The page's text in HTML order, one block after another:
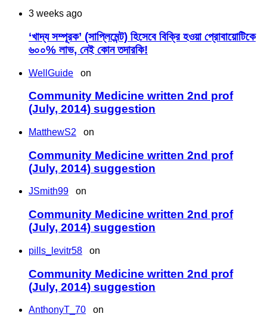
3 weeks ago
‘খাদ্য সম্পূরক’ (সাপ্লিমেন্ট) হিসেবে বিক্রি হওয়া প্রোবায়োটিকে
৬০০% লাভ, নেই কোন তদারকি!
WellGuide on
Community Medicine written 2nd prof
(July, 2014) suggestion
MatthewS2 on
Community Medicine written 2nd prof
(July, 2014) suggestion
JSmith99 on
Community Medicine written 2nd prof
(July, 2014) suggestion
pills_levitr58 on
Community Medicine written 2nd prof
(July, 2014) suggestion
AnthonyT_70 on